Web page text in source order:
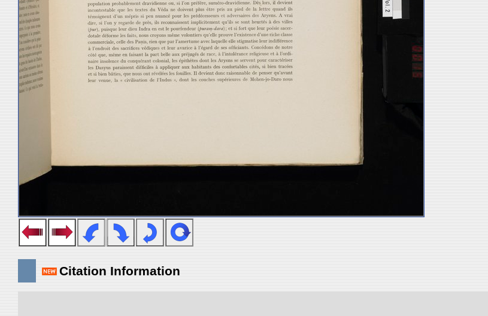
Citation Information